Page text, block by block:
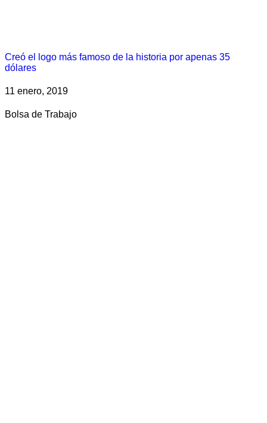
Creó el logo más famoso de la historia por apenas 35
dólares
11 enero, 2019
Bolsa de Trabajo